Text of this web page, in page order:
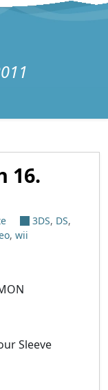
16.
3DS, DS,
, wii
Sleeve